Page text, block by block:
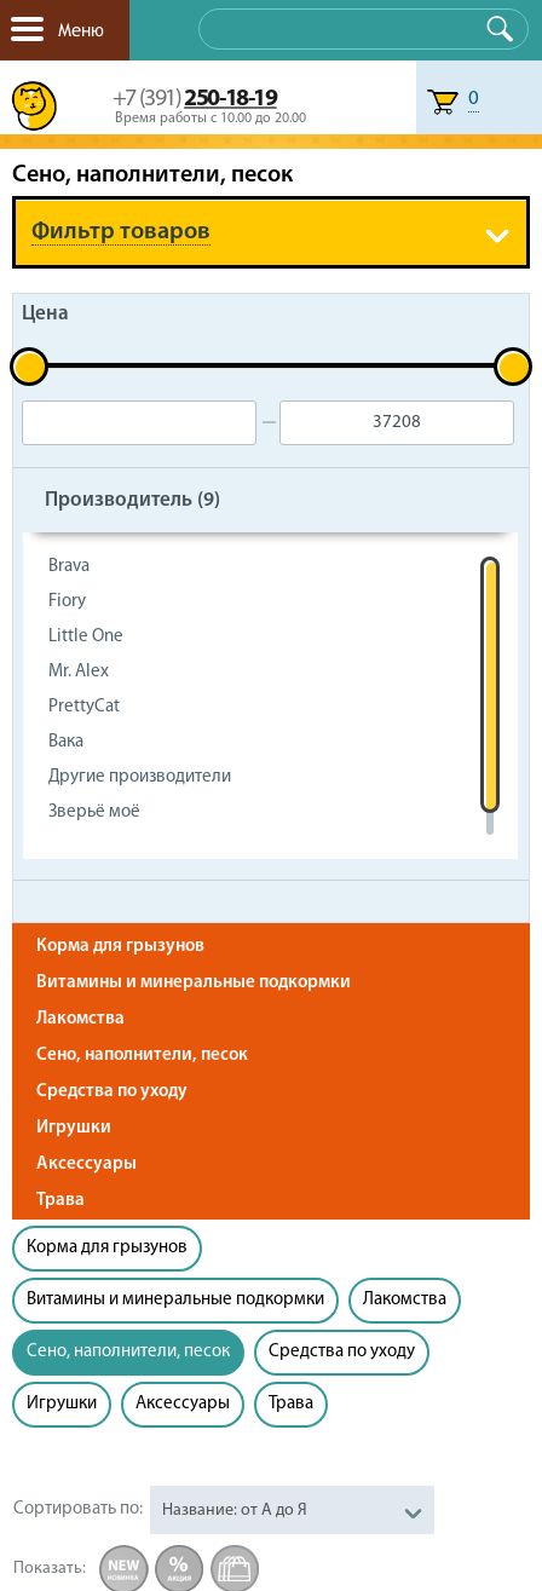
Меню
+7 (391)250-18-19
Время работы с 10.00 до 20.00
0
Сено, наполнители, песок
Фильтр товаров
Цена
Производитель (9)
Brava
Fiory
Little One
Mr. Alex
PrettyCat
Вака
Другие производители
Зверьё моё
Корма для грызунов
Витамины и минеральные подкормки
Лакомства
Сено, наполнители, песок
Средства по уходу
Игрушки
Аксессуары
Трава
Корма для грызунов
Витамины и минеральные подкормки Лакомства
Сено, наполнители, песок Средства по уходу
Игрушки Аксессуары Трава
Сортировать по: Название: от А до Я
Показать: